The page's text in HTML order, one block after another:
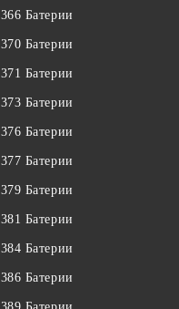
366 Батерии
370 Батерии
371 Батерии
373 Батерии
376 Батерии
377 Батерии
379 Батерии
381 Батерии
384 Батерии
386 Батерии